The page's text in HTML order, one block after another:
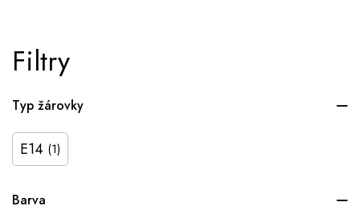
Filtry
Typ žárovky
E14 (1)
Barva